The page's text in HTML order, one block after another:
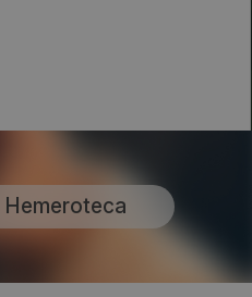
Hemeroteca